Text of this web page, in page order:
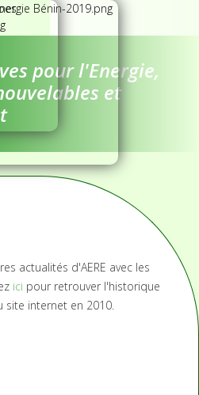
pour l'Energie,
et
actualités d'AERE avec les
ici pour retrouver l'historique
site internet en 2010.